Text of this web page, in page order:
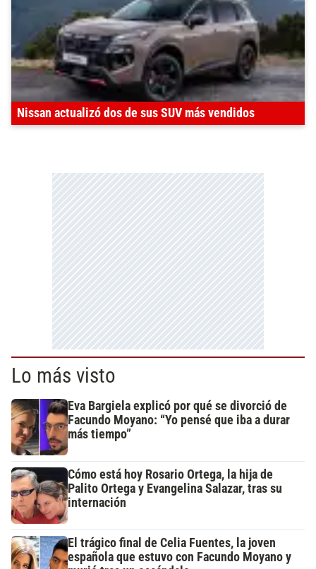
Nissan actualizó dos de sus SUV más vendidos
Lo más visto
Eva Bargiela explicó por qué se divorció de
Facundo Moyano: “Yo pensé que iba a durar
más tiempo”
Cómo está hoy Rosario Ortega, la hija de
Palito Ortega y Evangelina Salazar, tras su
internación
El trágico final de Celia Fuentes, la joven
española que estuvo con Facundo Moyano y